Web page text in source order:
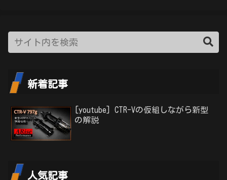
新着記事
[youtube] CTR-Vの仮組しながら新型
の解説
人気記事